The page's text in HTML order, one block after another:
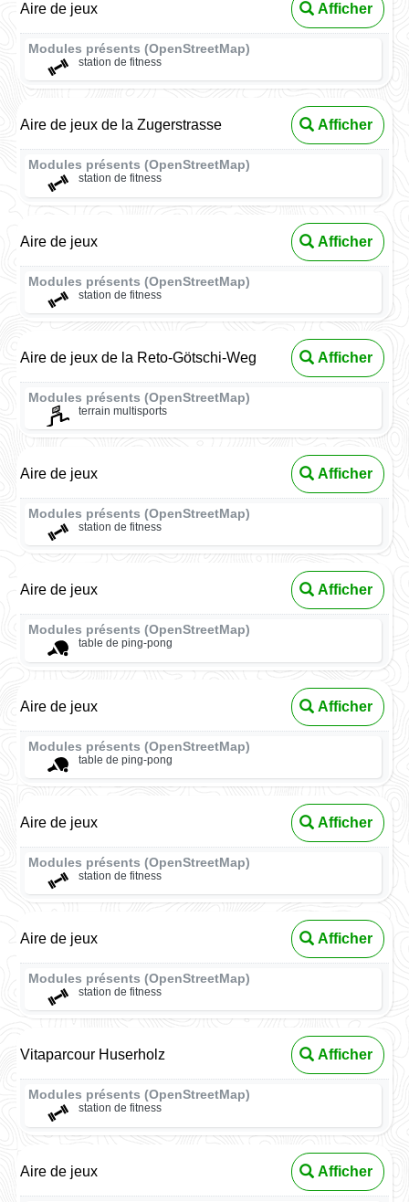
Aire de jeux Afficher
Modules présents (OpenStreetMap)
station de fitness
Aire de jeux de la Zugerstrasse Afficher
Modules présents (OpenStreetMap)
station de fitness
Aire de jeux Afficher
Modules présents (OpenStreetMap)
station de fitness
Aire de jeux de la Reto-Götschi-Weg Afficher
Modules présents (OpenStreetMap)
terrain multisports
Aire de jeux Afficher
Modules présents (OpenStreetMap)
station de fitness
Aire de jeux Afficher
Modules présents (OpenStreetMap)
table de ping-pong
Aire de jeux Afficher
Modules présents (OpenStreetMap)
table de ping-pong
Aire de jeux Afficher
Modules présents (OpenStreetMap)
station de fitness
Aire de jeux Afficher
Modules présents (OpenStreetMap)
station de fitness
Vitaparcour Huserholz Afficher
Modules présents (OpenStreetMap)
station de fitness
Aire de jeux Afficher